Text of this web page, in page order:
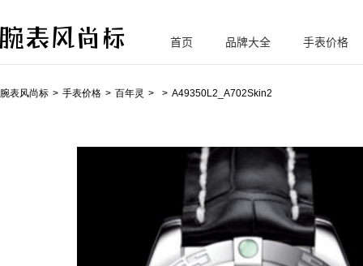
腕
首页 品牌大全 手表价格
腕表风尚标 手表价格 百年灵 A49350L2_A702Skin2